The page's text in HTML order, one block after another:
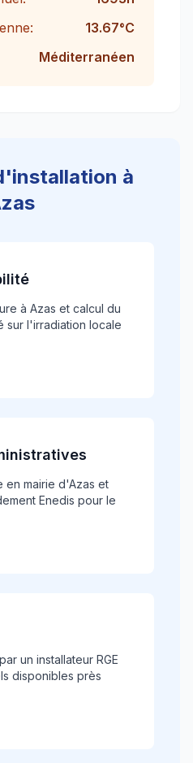
13.67°C
Méditerranéen
à
à Azas et calcul du
sur l'irradiation locale
en mairie d'Azas et
Enedis pour le
un installateur RGE
disponibles près